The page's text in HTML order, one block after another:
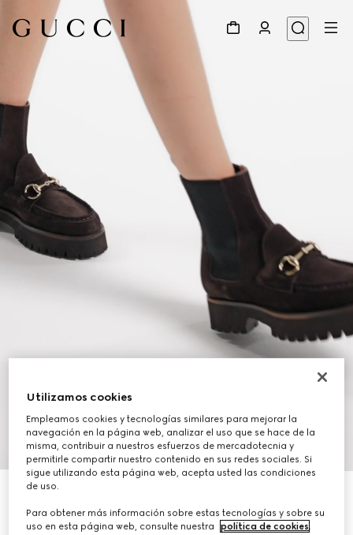
7
Botín con Horsebit para mujer
€ 1.250
Variacionesante marrón oscuro
Utilizamos cookies
Empleamos cookies y tecnologías similares para mejorar la
navegación en la página web, analizar el uso que se hace de la
misma, contribuir a nuestros esfuerzos de mercadotecnia y
permitirle compartir nuestro contenido en sus redes sociales. Si
sigue utilizando esta página web, acepta usted las condiciones
de uso.
Para obtener más información sobre estas tecnologías y sobre su
uso en esta página web, consulte nuestra
política de cookies.